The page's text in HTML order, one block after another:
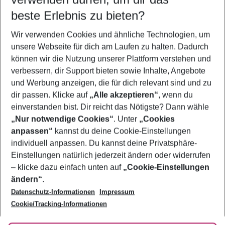
5-8 Nächte
2 Erwachsene Keine Kinder
Mehr Filter anzeigen
Footer
Footer navigation
Über uns
AGB
Bestpreisgarantie
Cookie-Einstellungen ändern
Cookie-Richtlinie
Agenturbetreuung
Barrierefreies Reisen
Folge uns
beste Erlebnis zu bieten?
Wir verwenden Cookies und ähnliche Technologien, um
unsere Webseite für dich am Laufen zu halten. Dadurch
können wir die Nutzung unserer Plattform verstehen und
verbessern, dir Support bieten sowie Inhalte, Angebote
und Werbung anzeigen, die für dich relevant sind und zu
dir passen. Klicke auf „Alle akzeptieren“, wenn du
einverstanden bist. Dir reicht das Nötigste? Dann wähle
„Nur notwendige Cookies“. Unter „Cookies
anpassen“ kannst du deine Cookie-Einstellungen
individuell anpassen. Du kannst deine Privatsphäre-
Einstellungen natürlich jederzeit ändern oder widerrufen
– klicke dazu einfach unten auf „Cookie-Einstellungen
ändern“.
Datenschutz-Informationen
Impressum
Cookie/Tracking-Informationen